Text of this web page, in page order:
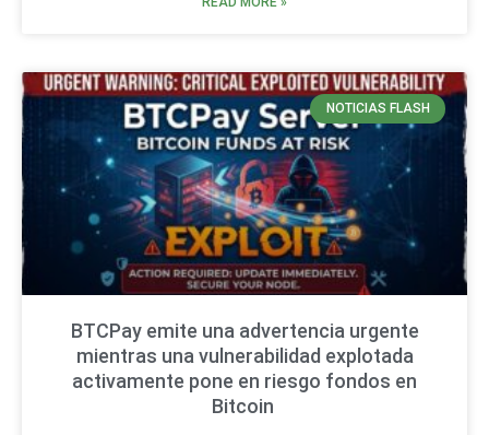
NOTICIAS FLASH
BTCPay emite una advertencia urgente
mientras una vulnerabilidad explotada
activamente pone en riesgo fondos en
Bitcoin